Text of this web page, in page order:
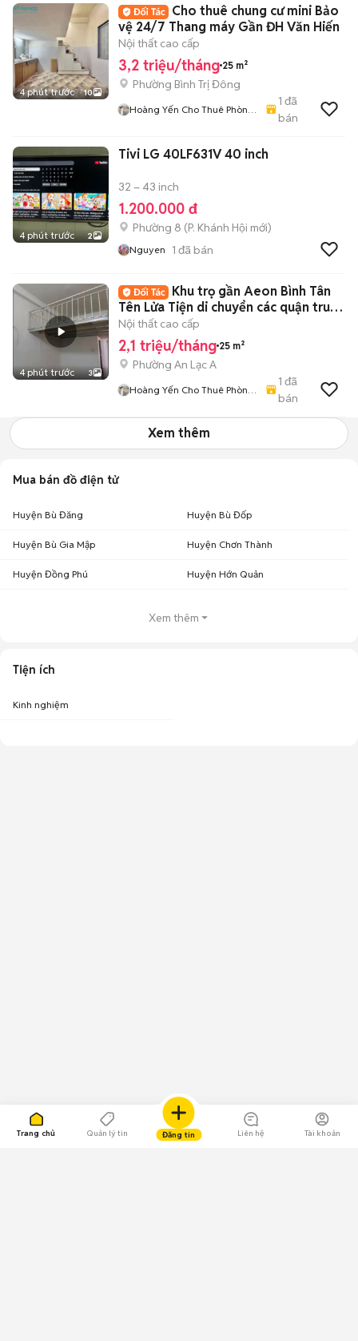
Trang chủ Quản lý tin Đăng tin Liên hệ Tài khoản
4 phút trước 10
Cho thuê chung cư mini Bảo
vệ 24/7 Thang máy Gần ĐH Văn Hiến
Nội thất cao cấp
3,2 triệu/tháng 25 m²
Phường Bình Trị Đông
Hoàng Yến Cho Thuê Phòng
1 đã
bán
4 phút trước 2
Tivi LG 40LF631V 40 inch
32 – 43 inch
1.200.000 đ
Phường 8 (P. Khánh Hội mới)
Nguyen 1 đã bán
4 phút trước 3
Khu trọ gần Aeon Bình Tân
Tên Lửa Tiện di chuyển các quận trung
tâm
Nội thất cao cấp
2,1 triệu/tháng 25 m²
Phường An Lạc A
Hoàng Yến Cho Thuê Phòng
1 đã
bán
Xem thêm
Mua bán đồ điện tử
Huyện Bù Đăng Huyện Bù Đốp
Huyện Bù Gia Mập Huyện Chơn Thành
Huyện Đồng Phú Huyện Hớn Quản
Xem thêm
Tiện ích
Kinh nghiệm